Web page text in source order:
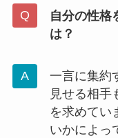
自分の性格
は？
一言に集約
見せる相手
を求めてい
いかによっ